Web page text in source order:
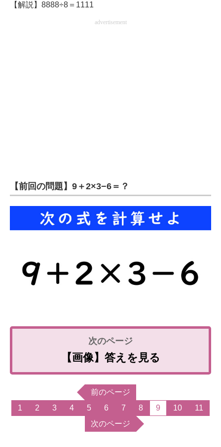
マーケ×ITの今がよく分かる
エネルギーの専門メディア
ちょっと気になるネットの話題
【解説】8888÷8＝1111
advertisement
【前回の問題】9＋2×3−6＝？
【画像】答えを見る
前のページ
1
2 3 4 5 6 7 8 9 10
11
次のページ